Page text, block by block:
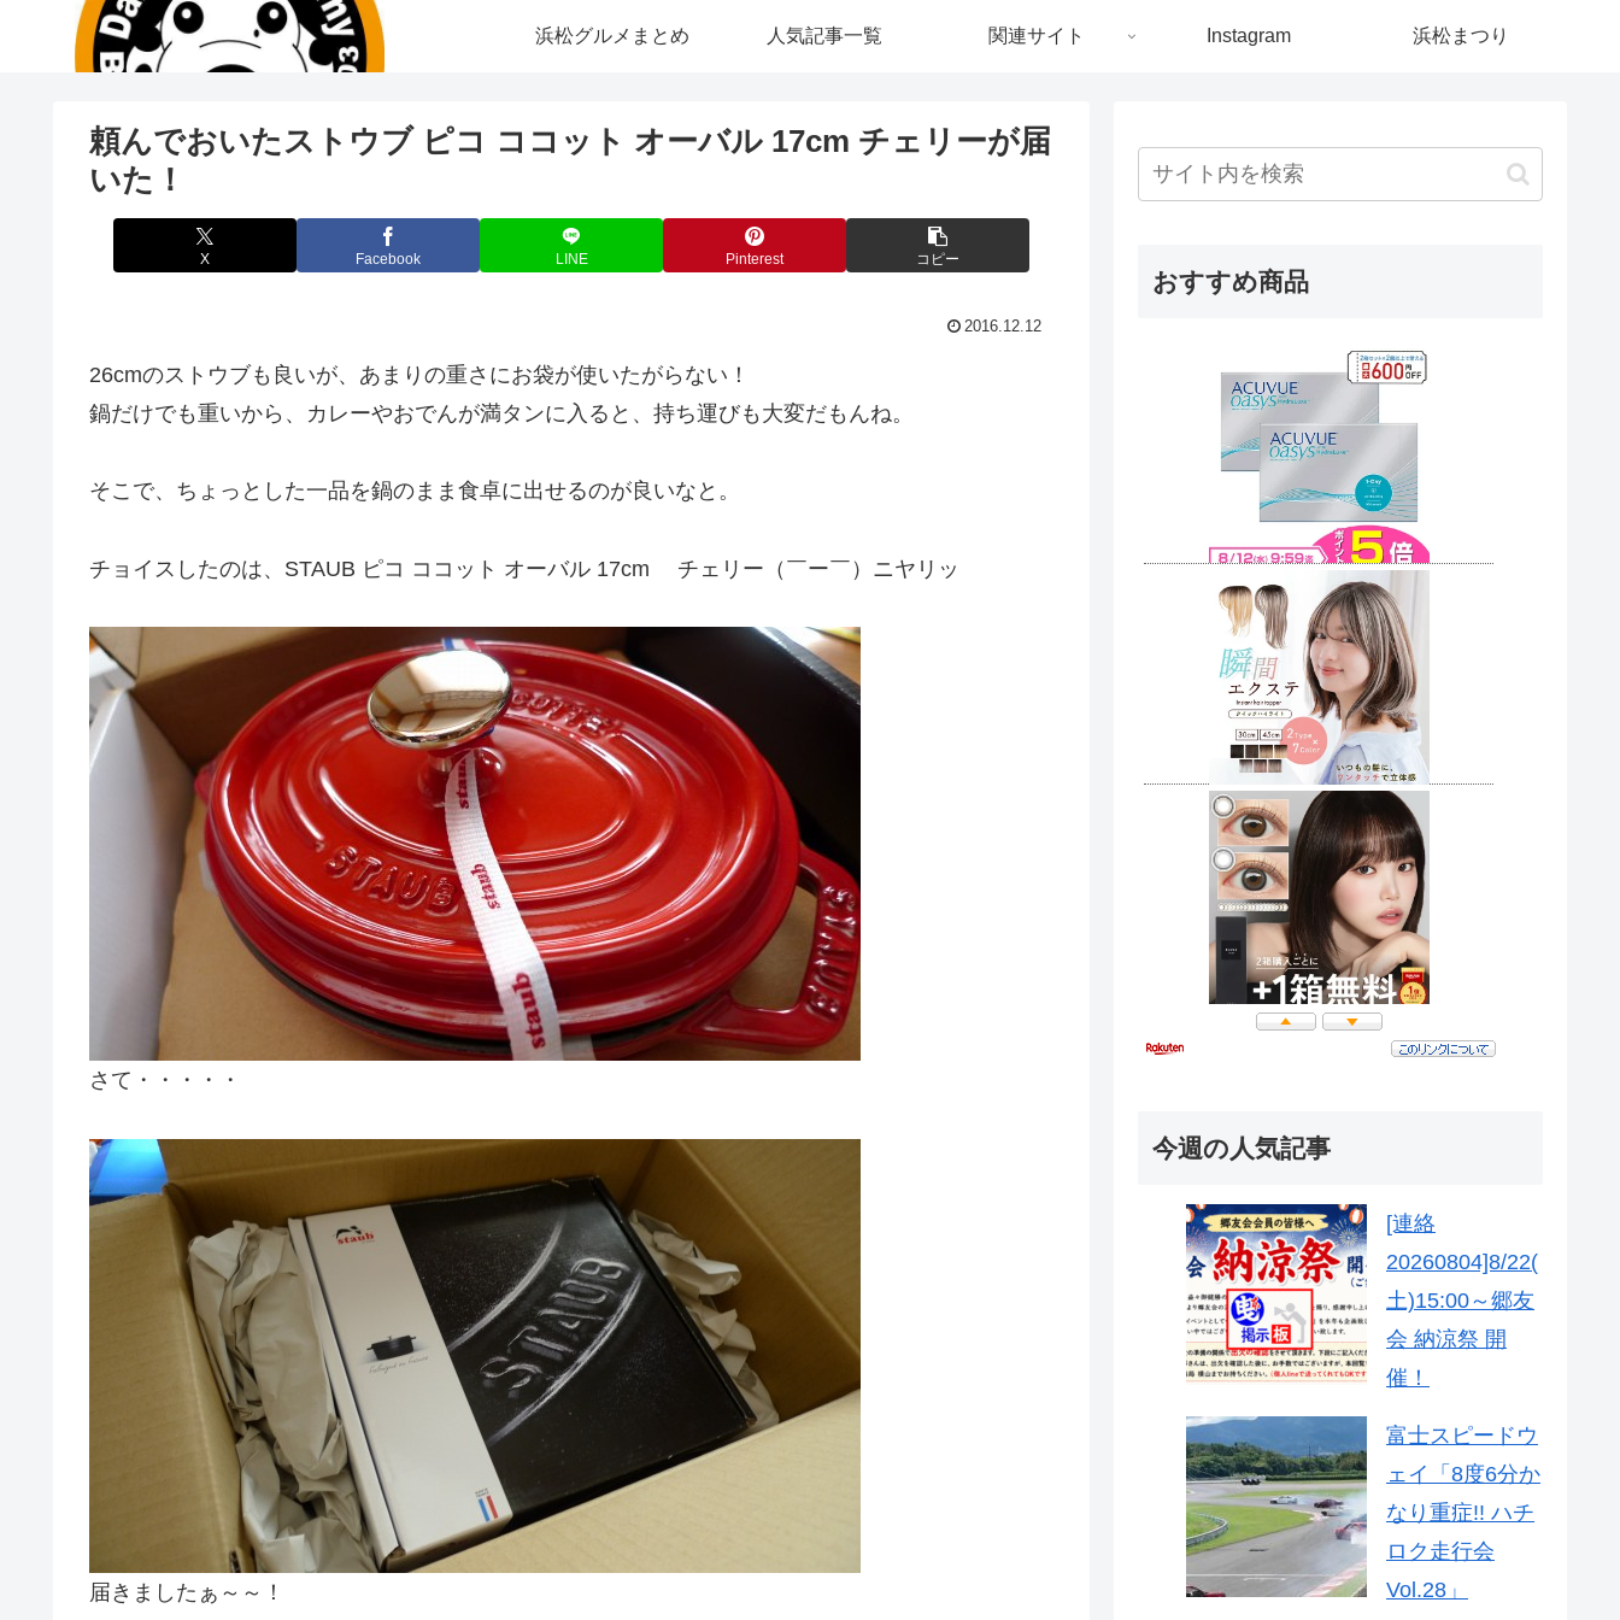
浜松グルメまとめ 人気記事一覧 関連サイト Instagram 浜松まつり
頼んでおいたストウブ ピコ ココット オーバル 17cm チェリーが届
いた！
X Facebook LINE Pinterest コピー
2016.12.12
26cmのストウブも良いが、あまりの重さにお袋が使いたがらない！
鍋だけでも重いから、カレーやおでんが満タンに入ると、持ち運びも大変だもんね。
そこで、ちょっとした一品を鍋のまま食卓に出せるのが良いなと。
チョイスしたのは、STAUB ピコ ココット オーバル 17cm チェリー（￣ー￣）ニヤリッ
さて・・・・・
届きましたぁ～～！
おすすめ商品
今週の人気記事
[連絡
20260804]8/22(
土)15:00～郷友
会 納涼祭 開
催！
富士スピードウ
ェイ「8度6分か
なり重症!! ハチ
ロク走行会
Vol.28」